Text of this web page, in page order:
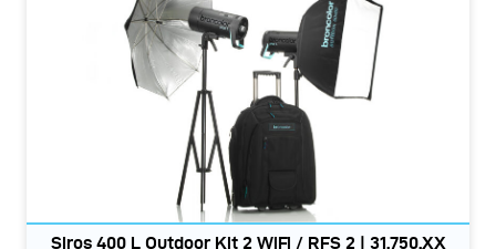
Siros 400 L Outdoor Kit 2 WiFi / RFS 2 | 31.750.XX